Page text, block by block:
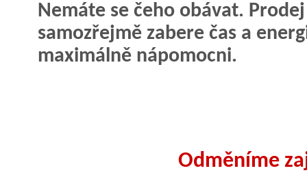
Nemáte se čeho obávat.
samozřejmě zabere čas a
maximálně nápomocni.
Odměníme